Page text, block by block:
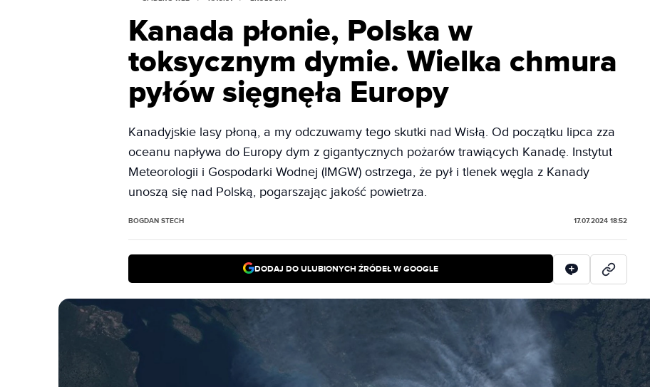
Kanada płonie, Polska w
toksycznym dymie. Wielka chmura
pyłów sięgnęła Europy
Kanadyjskie lasy płoną, a my odczuwamy tego skutki nad Wisłą. Od początku lipca zza
oceanu napływa do Europy dym z gigantycznych pożarów trawiących Kanadę. Instytut
Meteorologii i Gospodarki Wodnej (IMGW) ostrzega, że pył i tlenek węgla z Kanady
unoszą się nad Polską, pogarszając jakość powietrza.
BOGDAN STECH 17.07.2024 18:52
DODAJ DO ULUBIONYCH ŹRÓDEŁ W GOOGLE